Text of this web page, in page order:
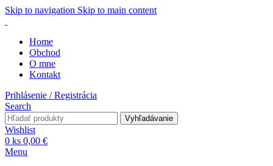
Skip to navigation Skip to main content
Home
Obchod
O mne
Kontakt
Prihlásenie / Registrácia
Search
Vyhľadávanie
Wishlist
0 ks 0,00 €
Menu